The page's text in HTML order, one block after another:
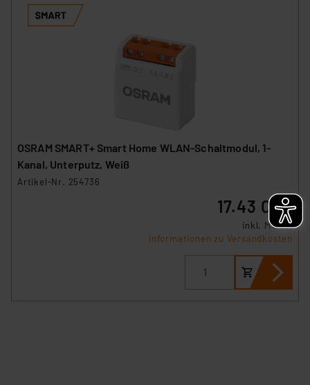
personenbezogene Daten in
hiergegen Klagemöglichkeiten für Europäer bestehen.
Unsere Kooperation mit diesen Dienstleistern stützt
Europäischen Kommission sowie einer eigenen
verbundenen Risiken.“
Impressum|Datenschutzerklärung
OSRAM SMART+ Smart Home WLAN-Schaltmodul, 1-
Kanal, Unterputz, Weiß
Artikel-Nr. 254736
17.43 CHF
inkl. MwSt.
Informationen zu Versandkosten